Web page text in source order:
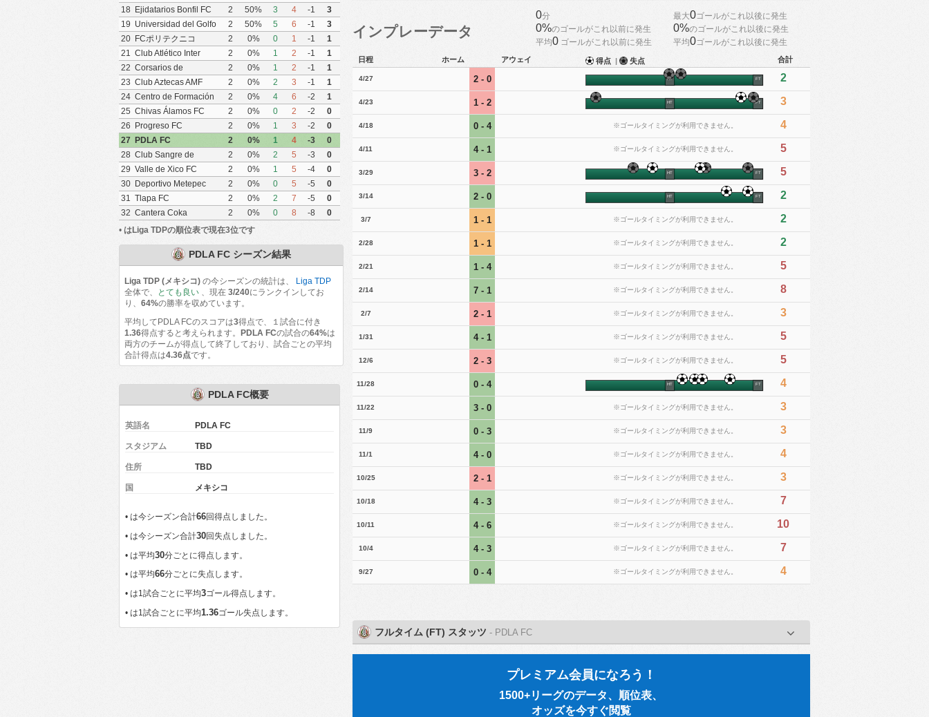
Coatzacoalcos
18
Ejidatarios Bonfil FC 2 50% 3 4 -1
3
19
Universidad del Golfo
de México FC
2 50% 5 6 -1
3
20 FCポリテクニコ 2 0% 0 1 -1
1
21
Club Atlético Inter
Capital
2 0% 1 2 -1
1
22 Corsarios de
Campeche FC
2 0% 1 2 -1
1
23 Club Aztecas AMF
Soccer Aragón
2 0% 2 3 -1
1
24 Centro de Formación
Chiapas Fútbol
2 0% 4 6 -2
1
25 Chivas Álamos FC 2 0% 0 2 -2
0
26
Progreso FC 2 0% 1 3 -2
0
27 PDLA FC 2 0% 1 4 -3
0
28 Club Sangre de
Campeón
2 0% 2 5 -3
0
29 Valle de Xico FC 2 0% 1 5 -4
0
30 Deportivo Metepec
(Eurosoccer FC)
2 0% 0 5 -5
0
31
Tlapa FC
Mazatecochco
2 0% 2 7 -5
0
32 Cantera Coka 2 0% 0 8 -8
0
• はLiga TDPの順位表で現在3位です
PDLA FC シーズン結果
Liga TDP (メキシコ)の今シーズンの統計は、
Liga TDP
全体で、
とても良い 、現在3/240にランクインしてお
り、64%の勝率を収めています。
平均してPDLA FCのスコアは3得点で、１試合に付き
1.36得点すると考えられます。 PDLA FCの試合の64%は
両方のチームが得点して終了しており、試合ごとの平均
合計得点は4.36点です。
PDLA FC概要
英語名 PDLA FC
スタジアム TBD
住所 TBD
国 メキシコ
• は今シーズン合計66回得点しました。
• は今シーズン合計30回失点しました。
• は平均30分ごとに得点します。
• は平均66分ごとに失点します。
• は1試合ごとに平均3ゴール得点します。
• は1試合ごとに平均1.36ゴール失点します。
インプレーデータ
0分 最大0ゴールがこれ以後に発生
0%のゴールがこれ以前に発生 0%のゴールがこれ以後に発生
平均0ゴールがこれ以前に発生 平均0ゴールがこれ以後に発生
日程 ホーム アウェイ 得点 | 失点 合計
4/27 2 - 0 HT FT 2
4/23 1 - 2 HT FT 3
4/18 0 - 4 ※ゴールタイミングが利用できません。 4
4/11 4 - 1 ※ゴールタイミングが利用できません。 5
3/29 3 - 2 HT FT 5
3/14 2 - 0 HT FT 2
3/7 1 - 1 ※ゴールタイミングが利用できません。 2
2/28 1 - 1 ※ゴールタイミングが利用できません。 2
2/21 1 - 4 ※ゴールタイミングが利用できません。 5
2/14 7 - 1 ※ゴールタイミングが利用できません。 8
2/7 2 - 1 ※ゴールタイミングが利用できません。 3
1/31 4 - 1 ※ゴールタイミングが利用できません。 5
12/6 2 - 3 ※ゴールタイミングが利用できません。 5
11/28 0 - 4 HT FT 4
11/22 3 - 0 ※ゴールタイミングが利用できません。 3
11/9 0 - 3 ※ゴールタイミングが利用できません。 3
11/1 4 - 0 ※ゴールタイミングが利用できません。 4
10/25 2 - 1 ※ゴールタイミングが利用できません。 3
10/18 4 - 3 ※ゴールタイミングが利用できません。 7
10/11 4 - 6 ※ゴールタイミングが利用できません。 10
10/4 4 - 3 ※ゴールタイミングが利用できません。 7
9/27 0 - 4 ※ゴールタイミングが利用できません。 4
フルタイム (FT) スタッツ - PDLA FC
プレミアム会員になろう！
1500+リーグのデータ、順位表、
オッズを今すぐ閲覧